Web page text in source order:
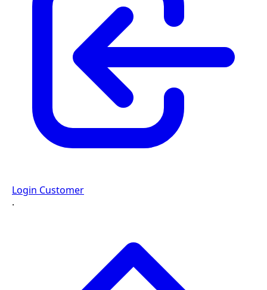
Login Customer
·